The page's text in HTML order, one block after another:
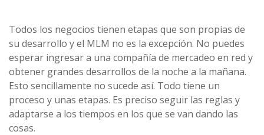
Todos los negocios tienen etapas que son propias de
su desarrollo y el MLM no es la excepción. No puedes
esperar ingresar a una compañía de mercadeo en red y
obtener grandes desarrollos de la noche a la mañana.
Esto sencillamente no sucede así. Todo tiene un
proceso y unas etapas. Es preciso seguir las reglas y
adaptarse a los tiempos en los que se van dando las
cosas.